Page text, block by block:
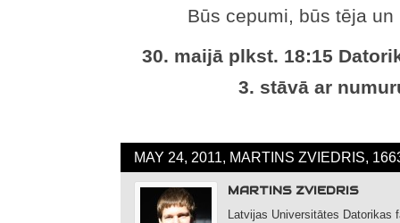
Būs cepumi, būs tēja
30. maijā plkst. 18:15
3. stāvā ar
MAY 24, 2011, MARTINS ZVIEDRIS,
MARTINS ZVIEDRIS
Latvijas Universitātes Datorikas